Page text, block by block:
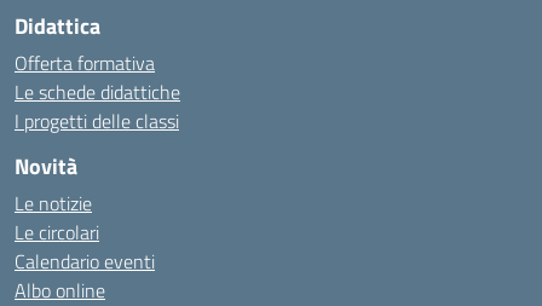
Didattica
Offerta formativa
Le schede didattiche
I progetti delle classi
Novità
Le notizie
Le circolari
Calendario eventi
Albo online